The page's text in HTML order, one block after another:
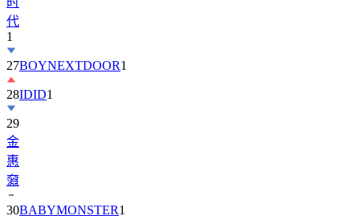
1
27
28IDID1
29
金
惠
奫
30
31